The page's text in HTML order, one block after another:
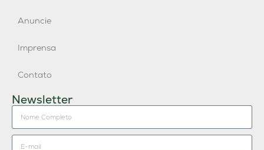
Anuncie
Imprensa
Contato
Newsletter